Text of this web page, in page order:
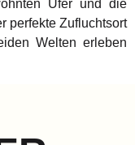
Ufer und die
perfekte Zufluchtsort
Welten erleben